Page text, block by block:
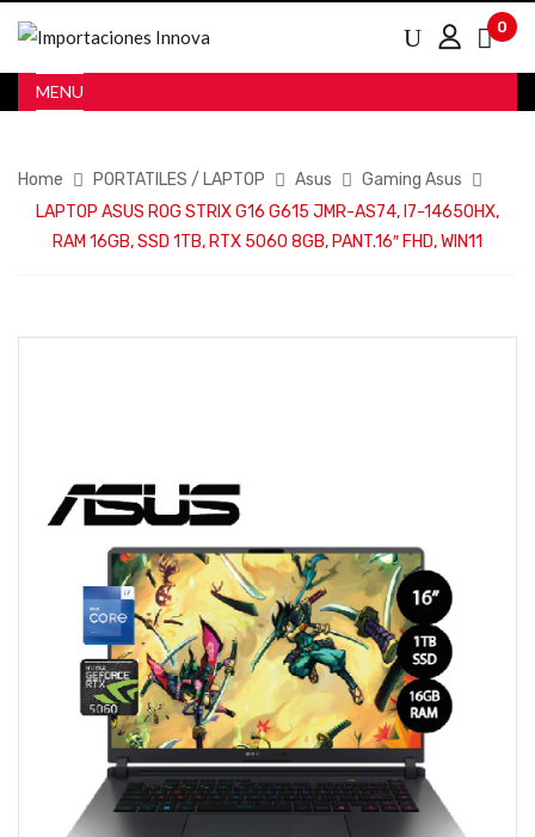
0
MENU
Home PORTATILES / LAPTOP Asus
Gaming Asus
LAPTOP ASUS ROG STRIX G16 G615 JMR-AS74, I7-14650HX,
RAM 16GB, SSD 1TB, RTX 5060 8GB, PANT.16″ FHD, WIN11